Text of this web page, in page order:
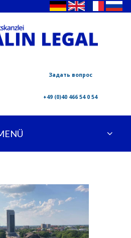
Задать вопрос
+49 (0)40 466 54 0 54